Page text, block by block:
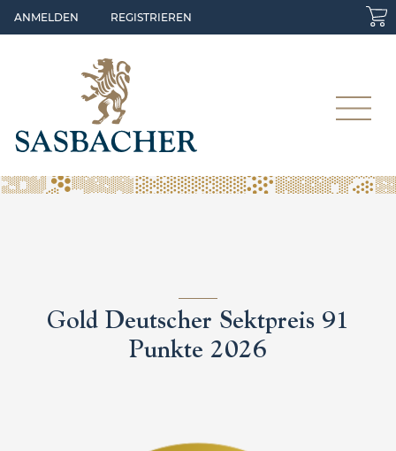
Skip to main content
ANMELDEN REGISTRIEREN
Gold Deutscher Sektpreis 91
Punkte 2026